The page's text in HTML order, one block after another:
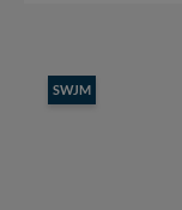
SWJM